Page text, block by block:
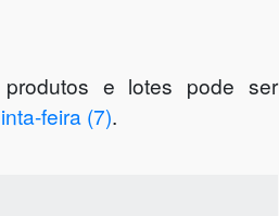
e lotes pode ser
feira (7).